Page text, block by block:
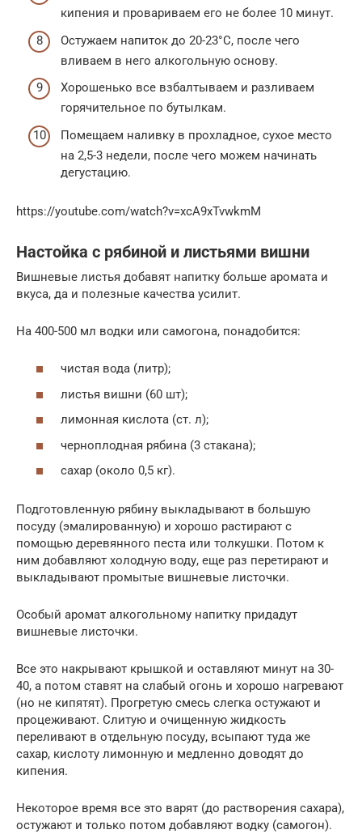
кипения и провариваем его не более 10 минут.
Остужаем напиток до 20-23°С, после чего
вливаем в него алкогольную основу.
Хорошенько все взбалтываем и разливаем
горячительное по бутылкам.
Помещаем наливку в прохладное, сухое место
на 2,5-3 недели, после чего можем начинать
дегустацию.
https://youtube.com/watch?v=xcA9xTvwkmM
Настойка с рябиной и листьями вишни
Вишневые листья добавят напитку больше аромата и
вкуса, да и полезные качества усилит.
На 400-500 мл водки или самогона, понадобится:
чистая вода (литр);
листья вишни (60 шт);
лимонная кислота (ст. л);
черноплодная рябина (3 стакана);
сахар (около 0,5 кг).
Подготовленную рябину выкладывают в большую
посуду (эмалированную) и хорошо растирают с
помощью деревянного песта или толкушки. Потом к
ним добавляют холодную воду, еще раз перетирают и
выкладывают промытые вишневые листочки.
Особый аромат алкогольному напитку придадут
вишневые листочки.
Все это накрывают крышкой и оставляют минут на 30-
40, а потом ставят на слабый огонь и хорошо нагревают
(но не кипятят). Прогретую смесь слегка остужают и
процеживают. Слитую и очищенную жидкость
переливают в отдельную посуду, всыпают туда же
сахар, кислоту лимонную и медленно доводят до
кипения.
Некоторое время все это варят (до растворения сахара),
остужают и только потом добавляют водку (самогон).